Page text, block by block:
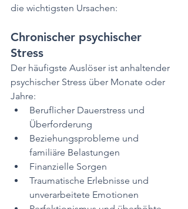
die wichtigsten Ursachen:
Chronischer psychischer
Stress
Der häufigste Auslöser ist anhaltender
psychischer Stress über Monate oder
Jahre:
Beruflicher Dauerstress und
Überforderung
Beziehungsprobleme und
familiäre Belastungen
Finanzielle Sorgen
Traumatische Erlebnisse und
unverarbeitete Emotionen